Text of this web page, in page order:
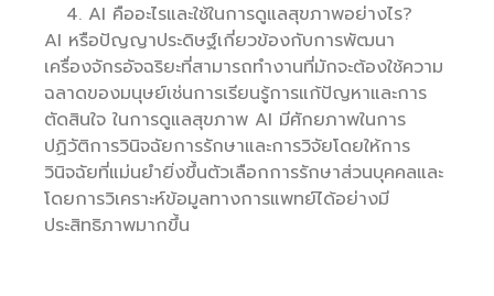
AI คืออะไรและใช้ในการดูแลสุขภาพอย่างไร?
AI หรือปัญญาประดิษฐ์เกี่ยวข้องกับการพัฒนา
เครื่องจักรอัจฉริยะที่สามารถทำงานที่มักจะต้องใช้ความ
ฉลาดของมนุษย์เช่นการเรียนรู้การแก้ปัญหาและการ
ตัดสินใจ ในการดูแลสุขภาพ AI มีศักยภาพในการ
ปฏิวัติการวินิจฉัยการรักษาและการวิจัยโดยให้การ
วินิจฉัยที่แม่นยำยิ่งขึ้นตัวเลือกการรักษาส่วนบุคคลและ
โดยการวิเคราะห์ข้อมูลทางการแพทย์ได้อย่างมี
ประสิทธิภาพมากขึ้น